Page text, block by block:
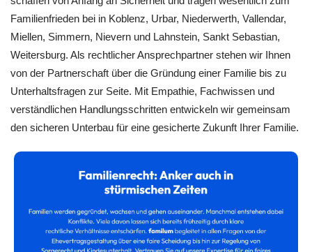
Familienfrieden bei in Koblenz, Urbar, Niederwerth, Vallendar,
Miellen, Simmern, Nievern und Lahnstein, Sankt Sebastian,
Weitersburg. Als rechtlicher Ansprechpartner stehen wir Ihnen
von der Partnerschaft über die Gründung einer Familie bis zu
Unterhaltsfragen zur Seite. Mit Empathie, Fachwissen und
verständlichen Handlungsschritten entwickeln wir gemeinsam
den sicheren Unterbau für eine gesicherte Zukunft Ihrer Familie.